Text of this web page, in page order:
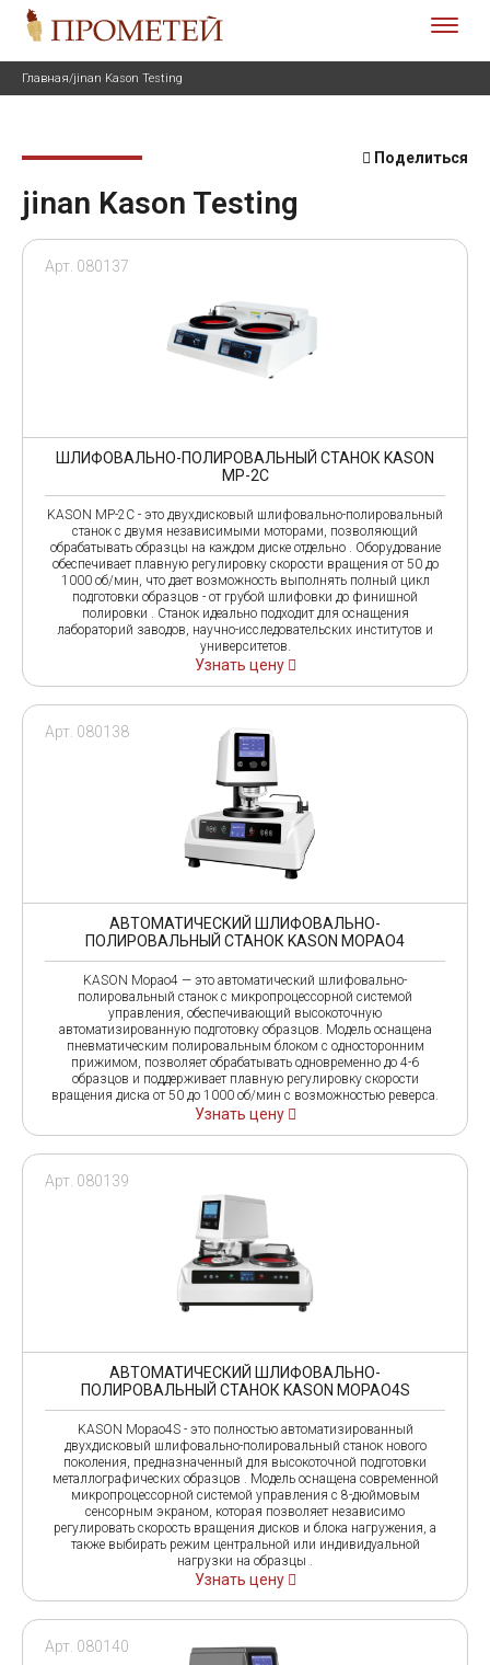
Главная/jinan Kason Testing
Поделиться
jinan Kason Testing
Арт. 080137
ШЛИФОВАЛЬНО-ПОЛИРОВАЛЬНЫЙ СТАНОК KASON
MP-2С
KASON MP-2C - это двухдисковый шлифовально-полировальный
станок с двумя независимыми моторами, позволяющий
обрабатывать образцы на каждом диске отдельно . Оборудование
обеспечивает плавную регулировку скорости вращения от 50 до
1000 об/мин, что дает возможность выполнять полный цикл
подготовки образцов - от грубой шлифовки до финишной
полировки . Станок идеально подходит для оснащения
лабораторий заводов, научно-исследовательских институтов и
университетов.
Узнать цену
Арт. 080138
АВТОМАТИЧЕСКИЙ ШЛИФОВАЛЬНО-
ПОЛИРОВАЛЬНЫЙ СТАНОК KASON MOPAO4
KASON Mopao4 — это автоматический шлифовально-
полировальный станок с микропроцессорной системой
управления, обеспечивающий высокоточную
автоматизированную подготовку образцов. Модель оснащена
пневматическим полировальным блоком с односторонним
прижимом, позволяет обрабатывать одновременно до 4-6
образцов и поддерживает плавную регулировку скорости
вращения диска от 50 до 1000 об/мин с возможностью реверса.
Узнать цену
Арт. 080139
АВТОМАТИЧЕСКИЙ ШЛИФОВАЛЬНО-
ПОЛИРОВАЛЬНЫЙ СТАНОК KASON MOPAO4S
KASON Mopao4S - это полностью автоматизированный
двухдисковый шлифовально-полировальный станок нового
поколения, предназначенный для высокоточной подготовки
металлографических образцов . Модель оснащена современной
микропроцессорной системой управления с 8-дюймовым
сенсорным экраном, которая позволяет независимо
регулировать скорость вращения дисков и блока нагружения, а
также выбирать режим центральной или индивидуальной
нагрузки на образцы .
Узнать цену
Арт. 080140